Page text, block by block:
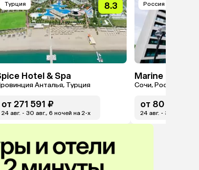
Турция 8.3
Hotel & Spa
Анталья, Турция
от 271 591 ₽
24 авг. - 30 авг., 6 ночей на 2-x
Россия
Сочи, Россия
от 80 232 ₽
24 авг. - 30 авг., 6